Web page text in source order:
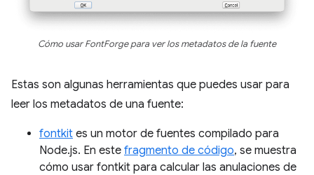
Cómo usar FontForge para ver los metadatos de la fuente
Estas son algunas herramientas que puedes usar para
leer los metadatos de una fuente:
fontkit es un motor de fuentes compilado para
Node.js. En este fragmento de código, se muestra
cómo usar fontkit para calcular las anulaciones de